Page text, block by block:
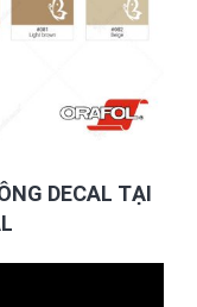
DECAL TẠI